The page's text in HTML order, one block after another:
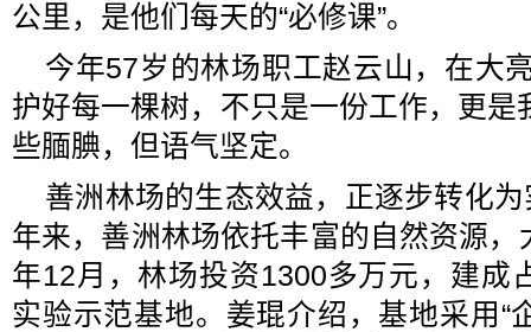
公里，是他们每天的“必修课”。
今年57岁的林场职工赵云山，在大
护好每一棵树，不只是一份工作，更是
些腼腆，但语气坚定。
善洲林场的生态效益，正逐步转化
年来，善洲林场依托丰富的自然资源
年12月，林场投资1300多万元，建成
实验示范基地。姜琨介绍，基地采用“